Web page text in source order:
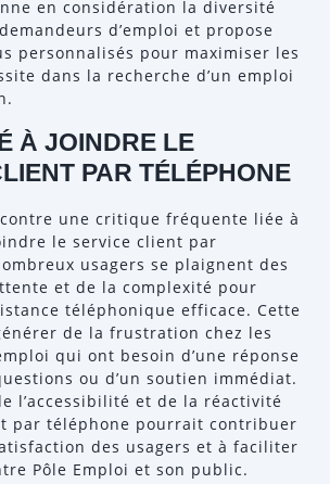
en considération la diversité
d’emploi et propose
personnalisés pour maximiser les
dans la recherche d’un emploi
À JOINDRE LE
PAR TÉLÉPHONE
une critique fréquente liée à
le service client par
usagers se plaignent des
et de la complexité pour
téléphonique efficace. Cette
de la frustration chez les
qui ont besoin d’une réponse
ou d’un soutien immédiat.
l’accessibilité et de la réactivité
par téléphone pourrait contribuer
des usagers et à faciliter
Pôle Emploi et son public.